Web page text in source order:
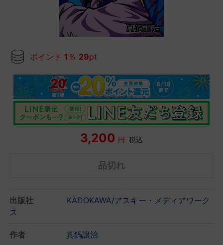
ポイント 1 ％ 29pt
3,200 円 税込
品切れ
出版社
KADOKAWA/アスキー・メディアワーク
ス
作者 真鍋譲治